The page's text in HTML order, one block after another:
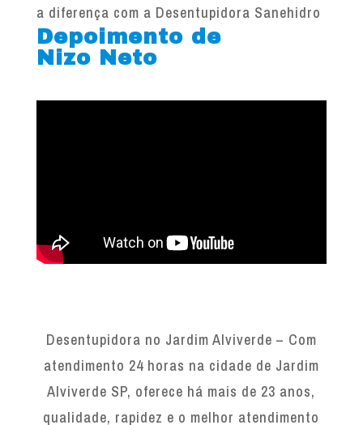
a diferença com a Desentupidora Sanehidro
Depoimento de
Nizo Neto
Desentupidora no Jardim Alviverde – Com
atendimento 24 horas na cidade de Jardim
Alviverde SP, oferece há mais de 23 anos,
qualidade, rapidez e o melhor atendimento